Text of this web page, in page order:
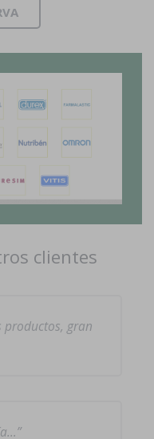
clientes
productos, gran